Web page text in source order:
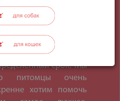
корма,
в Канаде, включая
событиями в мире
поставок
срок. Мы
питомцы очень
хотим помочь